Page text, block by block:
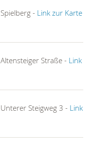
- Link zur Karte
Straße - Link
Steigweg 3 - Link